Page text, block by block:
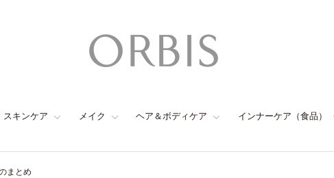
スキンケア メイク ヘア＆ボディケア インナーケア（食品）
まとめ